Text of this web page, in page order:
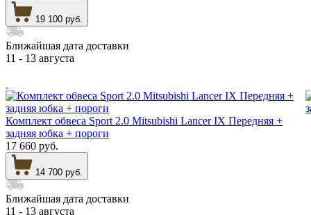
19 100 руб.
Ближайшая дата доставки
11 - 13 августа
Комплект обвеса Sport 2.0 Mitsubishi Lancer IX Передняя +
задняя юбка + пороги
17 660 руб.
14 700 руб.
Ближайшая дата доставки
11 - 13 августа